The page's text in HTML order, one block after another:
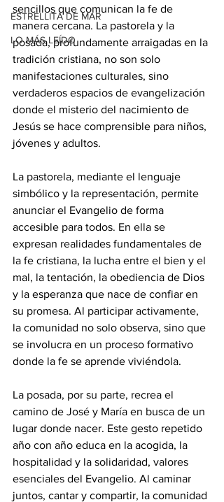
ESTRELLITA DE MAR
LO MÁS LEÍDO
sencillos que comunican la fe de
manera cercana. La pastorela y la
posada, profundamente arraigadas en la
tradición cristiana, no son solo
manifestaciones culturales, sino
verdaderos espacios de evangelización
donde el misterio del nacimiento de
Jesús se hace comprensible para niños,
jóvenes y adultos.
La pastorela, mediante el lenguaje
simbólico y la representación, permite
anunciar el Evangelio de forma
accesible para todos. En ella se
expresan realidades fundamentales de
la fe cristiana, la lucha entre el bien y el
mal, la tentación, la obediencia de Dios
y la esperanza que nace de confiar en
su promesa. Al participar activamente,
la comunidad no solo observa, sino que
se involucra en un proceso formativo
donde la fe se aprende viviéndola.
La posada, por su parte, recrea el
camino de José y María en busca de un
lugar donde nacer. Este gesto repetido
año con año educa en la acogida, la
hospitalidad y la solidaridad, valores
esenciales del Evangelio. Al caminar
juntos, cantar y compartir, la comunidad